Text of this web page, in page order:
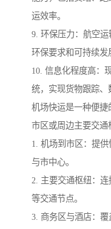
运效率。
9. 环保压力：航空
环保要求和可持续发
10. 信息化程度高：
统，实现货物跟踪、
机场快运是一种便捷
市区或周边主要交通
1. 机场到市区：提
与市中心。
2. 主要交通枢纽：
等交通节点。
3. 商务区与酒店：